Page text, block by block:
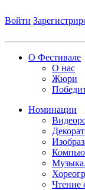
Войти
О Фестивале
О нас
Жюри
Номинации
Чтение